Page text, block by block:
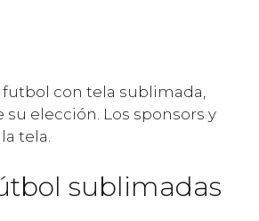
con tela sublimada,
su elección. Los sponsors y
tela.
sublimadas